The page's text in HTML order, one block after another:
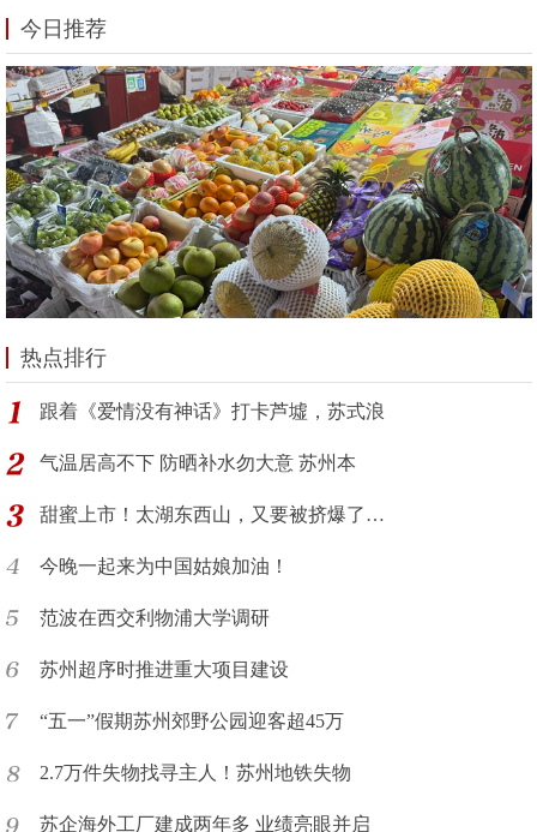
今日推荐
热点排行
跟着《爱情没有神话》打卡芦墟，苏式浪
气温居高不下 防晒补水勿大意 苏州本
甜蜜上市！太湖东西山，又要被挤爆了…
今晚一起来为中国姑娘加油！
范波在西交利物浦大学调研
苏州超序时推进重大项目建设
“五一”假期苏州郊野公园迎客超45万
2.7万件失物找寻主人！苏州地铁失物
苏企海外工厂建成两年多 业绩亮眼并启